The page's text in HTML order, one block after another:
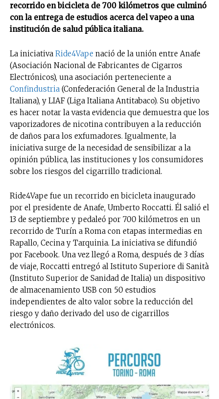
recorrido en bicicleta de 700 kilómetros que culminó
con la entrega de estudios acerca del vapeo a una
institución de salud pública italiana.
La iniciativa Ride4Vape nació de la unión entre Anafe
(Asociación Nacional de Fabricantes de Cigarros
Electrónicos), una asociación perteneciente a
Confindustria (Confederación General de la Industria
Italiana), y LIAF (Liga Italiana Antitabaco). Su objetivo
es hacer notar la vasta evidencia que demuestra que los
vaporizadores de nicotina contribuyen a la reducción
de daños para los exfumadores. Igualmente, la
iniciativa surge de la necesidad de sensibilizar a la
opinión pública, las instituciones y los consumidores
sobre los riesgos del cigarrillo tradicional.
Ride4Vape fue un recorrido en bicicleta inaugurado
por el presidente de Anafe, Umberto Roccatti. Él salió el
13 de septiembre y pedaleó por 700 kilómetros en un
recorrido de Turín a Roma con etapas intermedias en
Rapallo, Cecina y Tarquinia. La iniciativa se difundió
por Facebook. Una vez llegó a Roma, después de 3 días
de viaje, Roccatti entregó al Istituto Superiore di Sanità
(Instituto Superior de Sanidad de Italia) un dispositivo
de almacenamiento USB con 50 estudios
independientes de alto valor sobre la reducción del
riesgo y daño derivado del uso de cigarrillos
electrónicos.